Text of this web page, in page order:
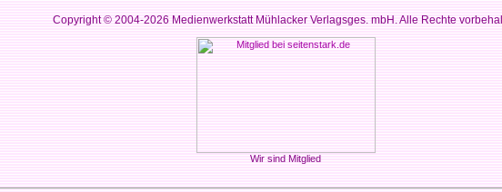
Copyright © 2004-2026Medienwerkstatt Mühlacker Verlagsges. mbH. Alle Rechte
Wir sind Mitglied